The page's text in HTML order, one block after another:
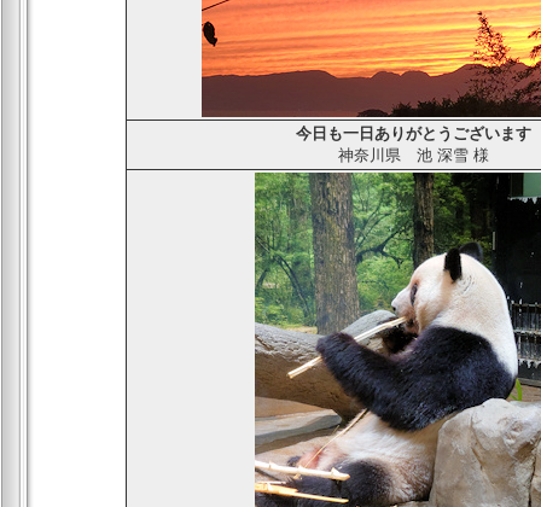
今日も一日ありがとうございます
神奈川県池 深雪 様